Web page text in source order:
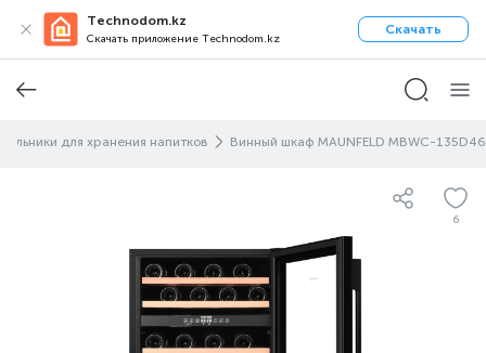
Technodom.kz
Скачать приложение Technodom.kz
Скачать
для хранения напитков Винный шкаф MAUNFELD MBWC-135D46
6